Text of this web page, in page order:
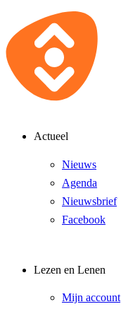
Actueel
Nieuws
Agenda
Nieuwsbrief
Facebook
Lezen en Lenen
Mijn account